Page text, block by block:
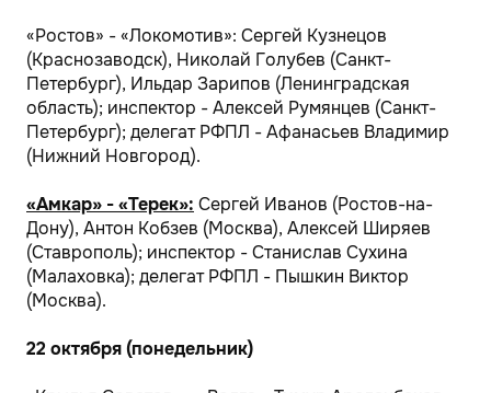
«Ростов» - «Локомотив»: Сергей Кузнецов
(Краснозаводск), Николай Голубев (Санкт-
Петербург), Ильдар Зарипов (Ленинградская
область); инспектор - Алексей Румянцев (Санкт-
Петербург); делегат РФПЛ - Афанасьев Владимир
(Нижний Новгород).
«Амкар» - «Терек»: Сергей Иванов (Ростов-на-
Дону), Антон Кобзев (Москва), Алексей Ширяев
(Ставрополь); инспектор - Станислав Сухина
(Малаховка); делегат РФПЛ - Пышкин Виктор
(Москва).
22 октября (понедельник)